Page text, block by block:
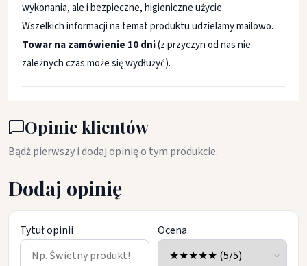
wykonania, ale i bezpieczne, higieniczne użycie.
Wszelkich informacji na temat produktu udzielamy mailowo.
Towar na zamówienie 10 dni(z przyczyn od nas nie
zależnych czas może się wydłużyć).
Opinie klientów
Bądź pierwszy i dodaj opinię o tym produkcie.
Dodaj opinię
Tytuł opinii Ocena